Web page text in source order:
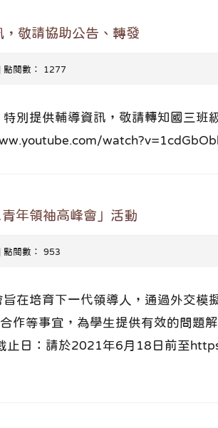
敬請協助公告、轉發
閱數： 1277
別提供輔導資訊，敬請轉知國三
年領袖高峰會」活動
閱數： 953
在培育下一代領導人，通過外交
作等事宜，為學生提供有效的問題
止日：請於2021年6月18日前至